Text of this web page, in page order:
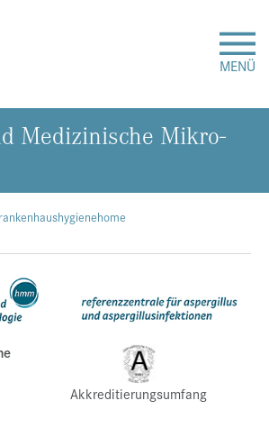
MENÜ
Lehre
Akkreditierungsumfang
Me­di­zi­ni­sche Mi­kro­